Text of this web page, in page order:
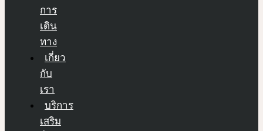
การ
เดิน
ทาง
เกี่ยว
กับ
เรา
บริการ
เสริม